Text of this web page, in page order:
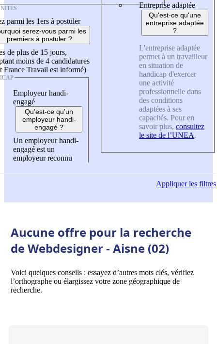
parmi les 1ers à postuler
serez-vous parmi les
premiers à postuler ?
de plus de 15 jours,
moins de 4 candidatures
France Travail est informé)
Employeur handi-
engagé
Qu'est-ce qu'un
employeur handi-
engagé ?
Un employeur handi-
engagé est un
employeur reconnu
Entreprise adaptée
Qu'est-ce qu'une
entreprise adaptée
?
L'entreprise adaptée
permet à un travailleur
en situation de
handicap d'exercer
une activité
professionnelle dans
des conditions
adaptées à ses
capacités. Pour en
savoir plus, consultez
le site de l’UNEA.
Appliquerles filtres
Aucune offre pour la recherche
de Webdesigner - Aisne (02)
Voici quelques conseils : essayez d’autres mots clés, vérifiez
l’orthographe ou élargissez votre zone géographique de
recherche.